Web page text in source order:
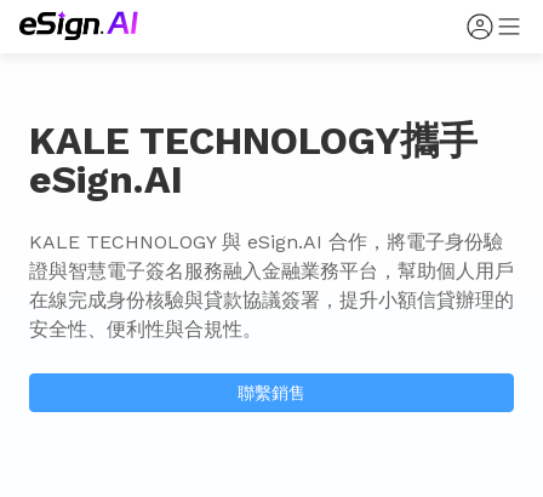
KALE TECHNOLOGY攜手
eSign.AI
KALE TECHNOLOGY 與 eSign.AI 合作，將電子身份驗
證與智慧電子簽名服務融入金融業務平台，幫助個人用戶
在線完成身份核驗與貸款協議簽署，提升小額信貸辦理的
安全性、便利性與合規性。
聯繫銷售